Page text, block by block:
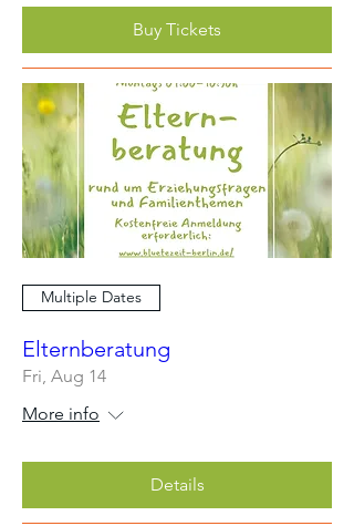
Buy Tickets
Multiple Dates
Elternberatung
Fri, Aug 14
More info
Details